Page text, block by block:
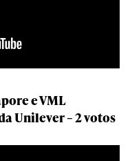
e VML
Unilever – 2 votos